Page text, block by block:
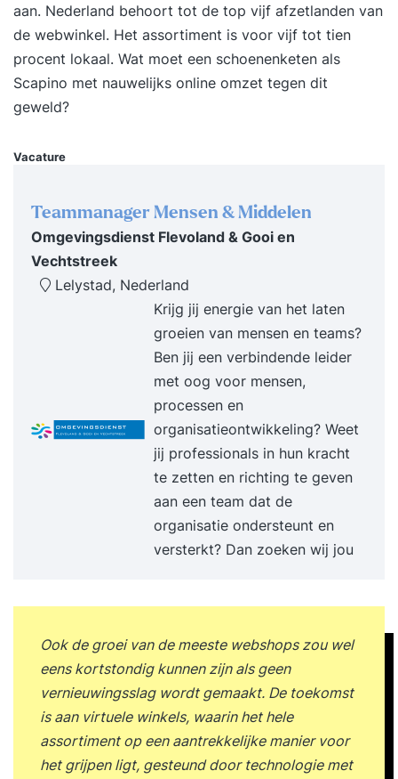
wil ik bijdragen? Ambition - achieve. Wat wil ik
bereiken? Role - become. Wat wil ik worden?
Welk gedrag wil je meer inzetten, welk gedrag
minder, wat voor nieuw gedrag wil je tonen en
van welk gedrag wil je afscheid nemen om zo
creëren? Welke personal branding vloeit voort uit
persoonlijke kwaliteit en kracht? Hoe blokkeer je
jezelf waardoor je gewenst gedrag niet laat zien
en hoe kun je dat ineffectieve gedrag
doorbreken? Op welke wijze helpt de kunst van
het omdenken jou bij het realiseren van je
doelen? Hoe doorloop jij bij tegenslag of
verandering de fasen van ontkenning, weerstand
en kansen zien naar proactiviteit? Wat zijn
vragen en/of klachten die jij krijgt van anderen en
hoe kun je die voorkomen door proactief
handelen? Hoe kun je jouw invloed en
overtuigingskracht vergroten? Je maakt kennis
met de zes beïnvloedingsstrategieën van Robert
Cialdini. Hoe vertaal je jouw sterke punten in
voordelen voor jouw omgeving? Hoe kun je jouw
gunfactor vergroten? Hoe maak je het verschil
afloop van de training ontvang je een bericht met
de meest belangrijke inzichten over het
onderwerp Proactief en ondernemend
gedrag. Daarnaast verto
aan. Nederland behoort tot de top vijf afzetlanden van
de webwinkel. Het assortiment is voor vijf tot tien
procent lokaal. Wat moet een schoenenketen als
Scapino met nauwelijks online omzet tegen dit
geweld?
Vacature
Teammanager Mensen & Middelen
Omgevingsdienst Flevoland & Gooi en
Vechtstreek
Lelystad, Nederland
Krijg jij energie van het laten
groeien van mensen en teams?
Ben jij een verbindende leider
met oog voor mensen,
processen en
organisatieontwikkeling? Weet
jij professionals in hun kracht
te zetten en richting te geven
aan een team dat de
organisatie ondersteunt en
versterkt? Dan zoeken wij jou
Ook de groei van de meeste webshops zou wel
eens kortstondig kunnen zijn als geen
vernieuwingsslag wordt gemaakt. De toekomst
is aan virtuele winkels, waarin het hele
assortiment op een aantrekkelijke manier voor
het grijpen ligt, gesteund door technologie met